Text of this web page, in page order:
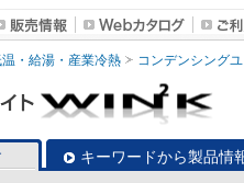
・給湯・産業冷熱 コンデンシング
キーワードから製品情